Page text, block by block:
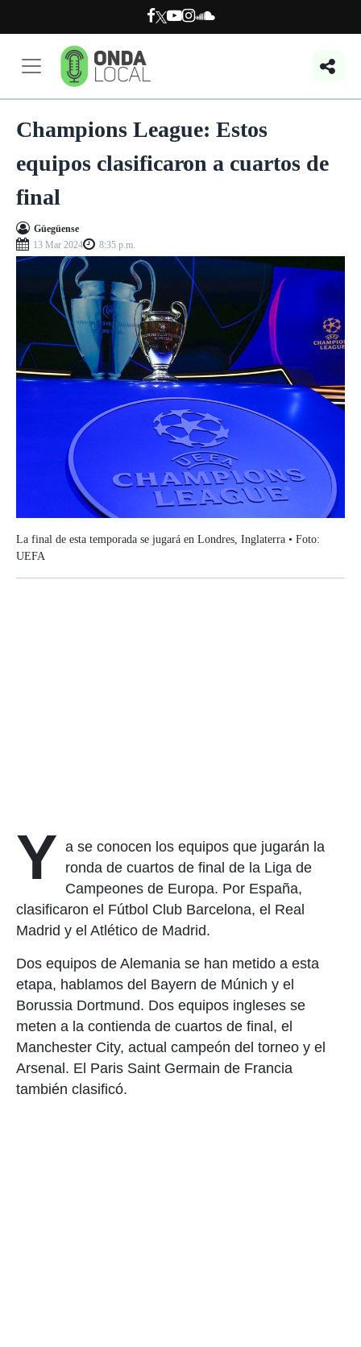
Champions League: Estos
equipos clasificaron a cuartos de
final
Güegüense
13 Mar 2024
8:35 p.m.
La final de esta temporada se jugará en Londres, Inglaterra • Foto:
UEFA
Y a se conocen los equipos que jugarán la
ronda de cuartos de final de la Liga de
Campeones de Europa. Por España,
clasificaron el Fútbol Club Barcelona, el Real
Madrid y el Atlético de Madrid.
Dos equipos de Alemania se han metido a esta
etapa, hablamos del Bayern de Múnich y el
Borussia Dortmund. Dos equipos ingleses se
meten a la contienda de cuartos de final, el
Manchester City, actual campeón del torneo y el
Arsenal. El Paris Saint Germain de Francia
también clasificó.